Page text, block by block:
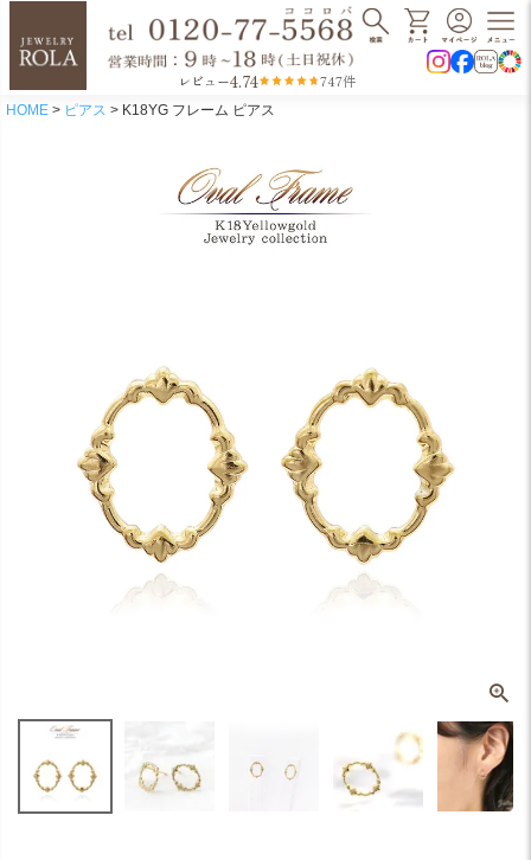
レビュー4.74 747件
HOME ピアス K18YG フレーム ピアス